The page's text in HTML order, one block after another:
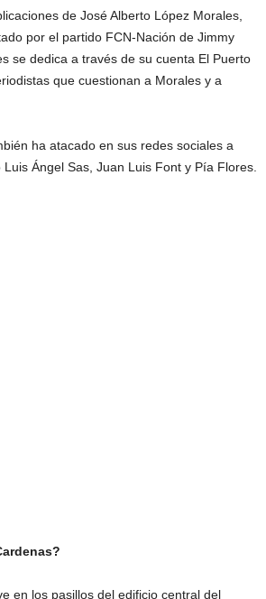
de José Alberto López Morales,
por el partido FCN-Nación de Jimmy
se dedica a través de su cuenta El Puerto
que cuestionan a Morales y a
ha atacado en sus redes sociales a
Ángel Sas, Juan Luis Font y Pía Flores.
en los pasillos del edificio central del